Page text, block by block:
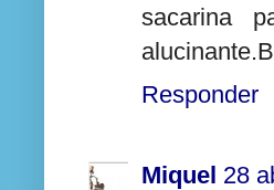
sacarina
Responder
Miquel 28